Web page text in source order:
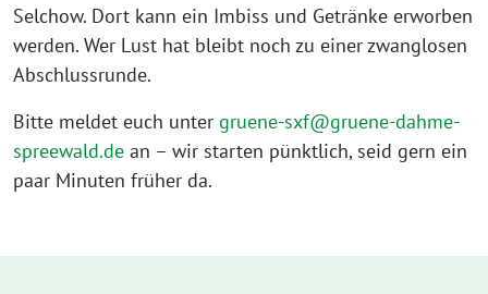
Selchow. Dort kann ein Imbiss und Getränke erworben
werden. Wer Lust hat bleibt noch zu einer zwanglosen
Abschlussrunde.
Bitte meldet euch unter gruene-sxf@gruene-dahme-
spreewald.de an – wir starten pünktlich, seid gern ein
paar Minuten früher da.